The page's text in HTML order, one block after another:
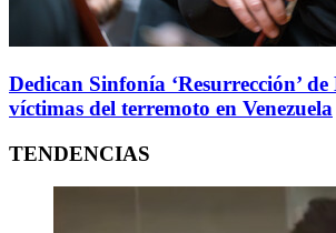
Dedican Sinfonía ‘Resurrección’
víctimas del terremoto en Venezuela
TENDENCIAS